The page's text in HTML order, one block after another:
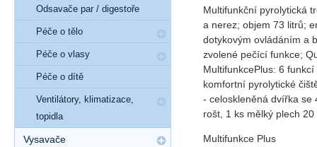
Multifunkční pyrolytická
a nerez; objem 73 litrů;
dotykovým ovládáním a
zvolené pečící funkce;
MultifunkcePlus: 6
komfortní pyrolytické
- celoskleněná dvířka se
rošt, 1 ks mělký plech
Multifunkce Plus
Odsavače par / digestoře
Péče o tělo
Péče o vlasy
Péče o dítě
Ventilátory, klimatizace,
topidla
Vysavače